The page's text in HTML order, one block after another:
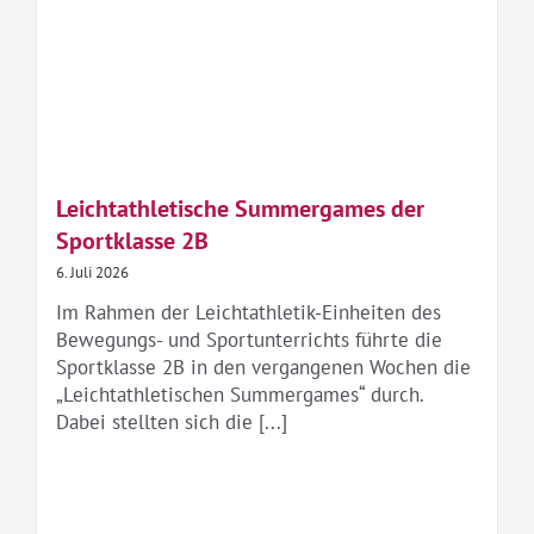
Leichtathletische Summergames der
Sportklasse 2B
6. Juli 2026
Im Rahmen der Leichtathletik-Einheiten des
Bewegungs- und Sportunterrichts führte die
Sportklasse 2B in den vergangenen Wochen die
„Leichtathletischen Summergames“ durch.
Dabei stellten sich die [...]